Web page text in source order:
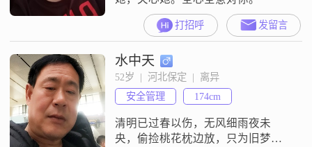
打招呼 发留言
水中天
52岁  |  河北保定  |  离异
安全管理
174cm
清明已过春以伤，无风细雨夜未
央，偷捡桃花枕边放，只为旧梦添